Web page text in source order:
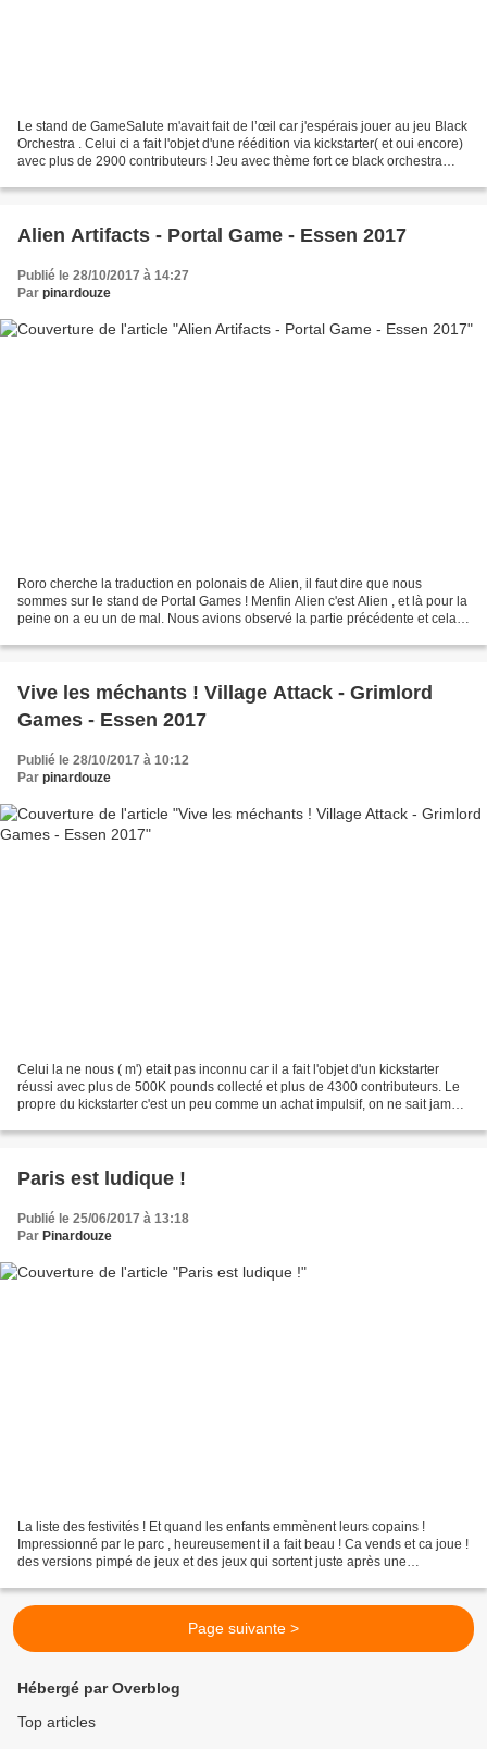
Le stand de GameSalute m'avait fait de l’œil car j'espérais jouer au jeu Black
Orchestra . Celui ci a fait l'objet d'une réédition via kickstarter( et oui encore)
avec plus de 2900 contributeurs ! Jeu avec thème fort ce black orchestra
Alien Artifacts - Portal Game - Essen 2017
Publié le 28/10/2017 à 14:27
Par pinardouze
Roro cherche la traduction en polonais de Alien, il faut dire que nous
sommes sur le stand de Portal Games ! Menfin Alien c'est Alien , et là pour la
peine on a eu un de mal. Nous avions observé la partie précédente et cela
Vive les méchants ! Village Attack - Grimlord
Games - Essen 2017
Publié le 28/10/2017 à 10:12
Par pinardouze
Celui la ne nous ( m') etait pas inconnu car il a fait l'objet d'un kickstarter
réussi avec plus de 500K pounds collecté et plus de 4300 contributeurs. Le
propre du kickstarter c'est un peu comme un achat impulsif, on ne sait jamais
Paris est ludique !
Publié le 25/06/2017 à 13:18
Par Pinardouze
La liste des festivités ! Et quand les enfants emmènent leurs copains !
Impressionné par le parc , heureusement il a fait beau ! Ca vends et ca joue !
des versions pimpé de jeux et des jeux qui sortent juste après une
Page suivante >
Hébergé par Overblog
Top articles